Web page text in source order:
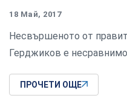
18 Май, 2017
Несвършеното от
Герджиков е
ПРОЧЕТИ ОЩЕ